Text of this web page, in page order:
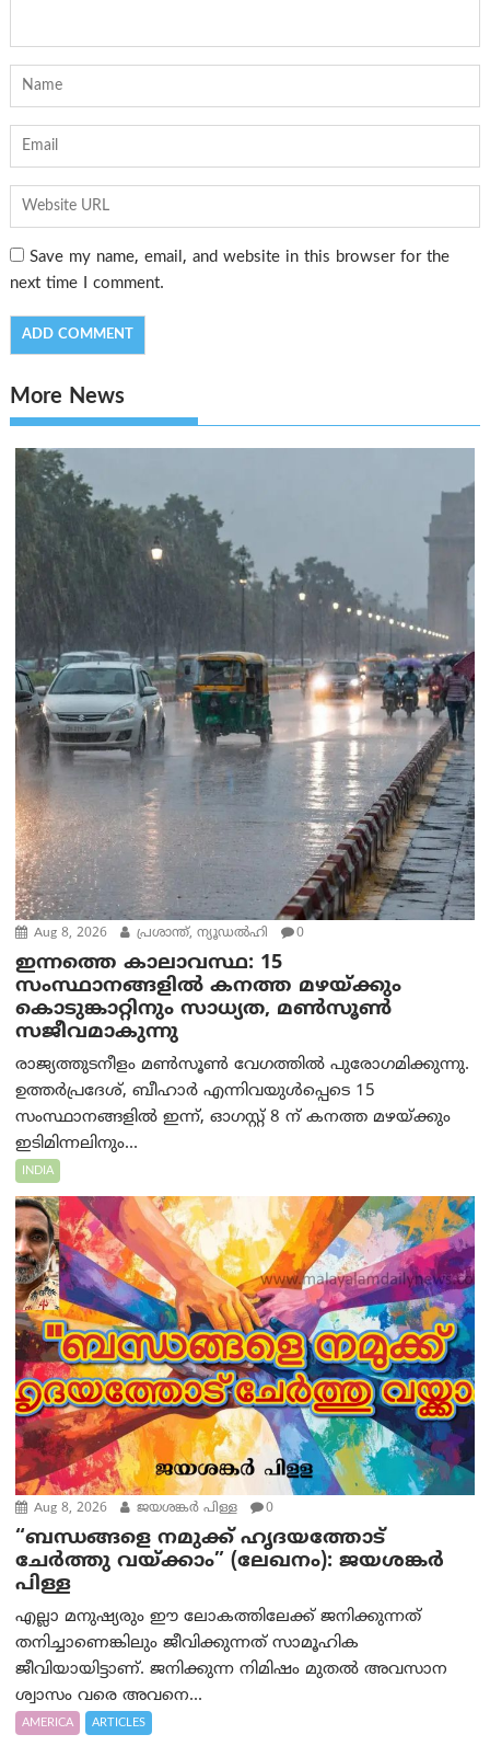
Save my name, email, and website in this browser for the
next time I comment.
More News
Aug 8, 2026 പ്രശാന്ത്, ന്യൂഡല്‍ഹി 0
ഇന്നത്തെ കാലാവസ്ഥ: 15
സംസ്ഥാനങ്ങളിൽ കനത്ത മഴയ്ക്കും
കൊടുങ്കാറ്റിനും സാധ്യത, മൺസൂൺ
സജീവമാകുന്നു
രാജ്യത്തുടനീളം മൺസൂൺ വേഗത്തിൽ പുരോഗമിക്കുന്നു.
ഉത്തർപ്രദേശ്, ബീഹാർ എന്നിവയുൾപ്പെടെ 15
സംസ്ഥാനങ്ങളിൽ ഇന്ന്, ഓഗസ്റ്റ് 8 ന് കനത്ത മഴയ്ക്കും
ഇടിമിന്നലിനും...
INDIA
Aug 8, 2026 ജയശങ്കര്‍ പിള്ള 0
“ബന്ധങ്ങളെ നമുക്ക് ഹൃദയത്തോട്
ചേർത്തു വയ്ക്കാം” (ലേഖനം): ജയശങ്കര്‍
പിള്ള
എല്ലാ മനുഷ്യരും ഈ ലോകത്തിലേക്ക് ജനിക്കുന്നത്
തനിച്ചാണെങ്കിലും ജീവിക്കുന്നത് സാമൂഹിക
ജീവിയായിട്ടാണ്. ജനിക്കുന്ന നിമിഷം മുതൽ അവസാന
ശ്വാസം വരെ അവനെ...
AMERICA ARTICLES